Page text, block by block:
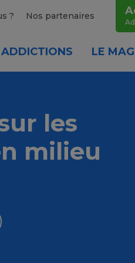
? Nos partenaires
ADDICTIONS LE
les
milieu